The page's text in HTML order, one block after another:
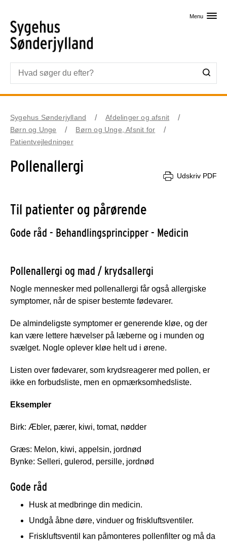
Menu
Sygehus Sønderjylland
Afdelinger og afsnit
Børn og Unge
Børn og Unge, Afsnit for
Patientvejledninger
Pollenallergi
Udskriv PDF
Til patienter og pårørende
Gode råd - Behandlingsprincipper - Medicin
Pollenallergi og mad / krydsallergi
Nogle mennesker med pollenallergi får også allergiske
symptomer, når de spiser bestemte fødevarer.
De almindeligste symptomer er generende kløe, og der
kan være lettere hævelser på læberne og i munden og
svælget. Nogle oplever kløe helt ud i ørene.
Listen over fødevarer, som krydsreagerer med pollen, er
ikke en forbudsliste, men en opmærksomhedsliste.
Eksempler
Birk: Æbler, pærer, kiwi, tomat, nødder
Græs: Melon, kiwi, appelsin, jordnød
Bynke: Selleri, gulerod, persille, jordnød
Gode råd
Husk at medbringe din medicin.
Undgå åbne døre, vinduer og friskluftsventiler.
Friskluftsventil kan påmonteres pollenfilter og må da